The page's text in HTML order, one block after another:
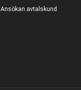
Ansökan avtalskund